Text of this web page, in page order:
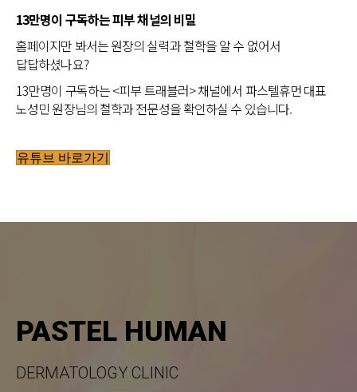
13만명이 구독하는 피부 채널의 비밀
홈페이지만 봐서는 원장의 실력과 철학을 알 수 없어서
답답하셨나요?
13만명이 구독하는 <피부 트래블러> 채널에서 파스텔휴먼 대표
노성민 원장님의 철학과 전문성을 확인하실 수 있습니다.
유튜브 바로가기
PASTEL HUMAN
DERMATOLOGY CLINIC